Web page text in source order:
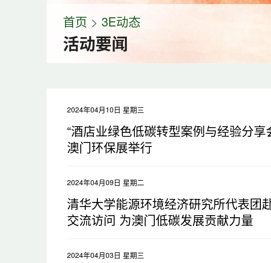
首页 > 3E动态
活动要闻
2024年04月10日 星期三
“酒店业绿色低碳转型案例与经验分享
澳门环保展举行
2024年04月09日 星期二
清华大学能源环境经济研究所代表团
交流访问 为澳门低碳发展贡献力量
2024年04月03日 星期三